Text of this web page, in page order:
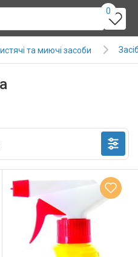
0
та миючі засоби